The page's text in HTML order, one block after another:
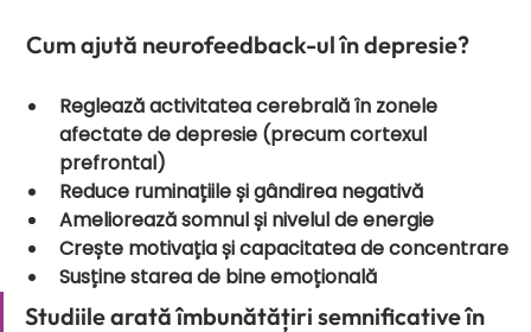
Cum ajută neurofeedback-ul în depresie?
Reglează activitatea cerebrală în zonele
afectate de depresie (precum cortexul
prefrontal)
Reduce ruminațiile și gândirea negativă
Ameliorează somnul și nivelul de energie
Crește motivația și capacitatea de concentrare
Susține starea de bine emoțională
Studiile arată îmbunătățiri semnificative în